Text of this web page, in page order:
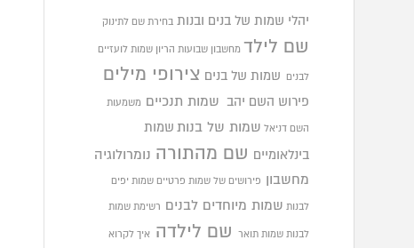
יהלי שמות של בנים ובנות בחירת שם לתינוק
שם לילד מחשבון שבועות הריון שמות לועזיים
לבנים שמות של בנים צירופי מילים
פירוש השם יהב שמות תנכיים משמעות
השם דניאל שמות של בנות שמות
בינלאומיים שם מהתורה נומרולוגיה
מחשבון פירושים של שמות פרטיים שמות יפים
לבנות שמות מיוחדים לבנים רשימת שמות
לבנות שמות תואר שם לילדה איך לקרוא